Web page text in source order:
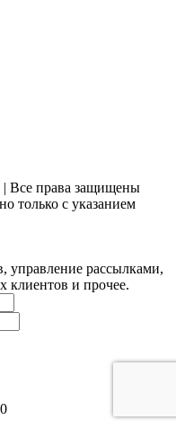
права защищены
только с указанием
управление рассылками,
клиентов и прочее.